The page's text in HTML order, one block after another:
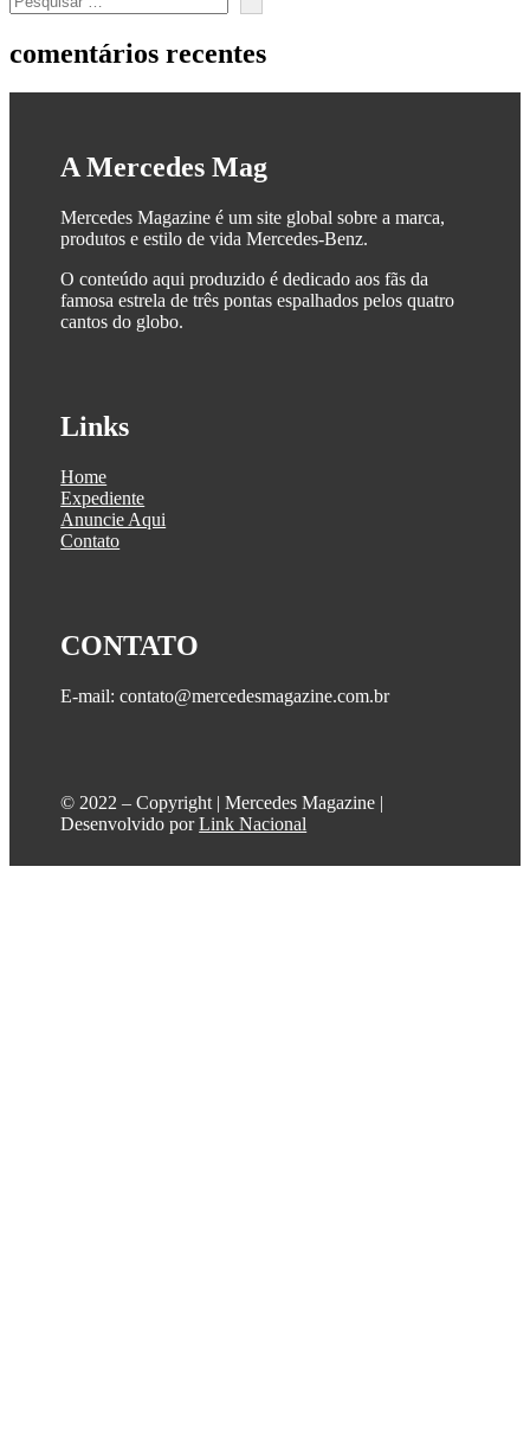
comentários recentes
A Mercedes Mag
Mercedes Magazine é um site global sobre a marca,
produtos e estilo de vida Mercedes-Benz.
O conteúdo aqui produzido é dedicado aos fãs da
famosa estrela de três pontas espalhados pelos quatro
cantos do globo.
Links
Home
Expediente
Anuncie Aqui
Contato
CONTATO
E-mail: contato@mercedesmagazine.com.br
©️ 2022 – Copyright | Mercedes Magazine |
Desenvolvido porLink Nacional